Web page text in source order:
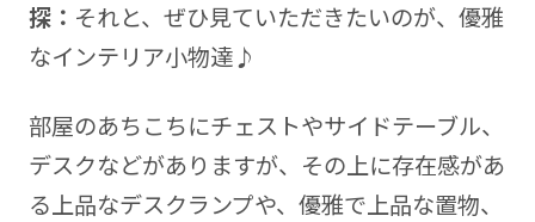
探： それと、ぜひ見ていただきたいのが、優雅
なインテリア小物達♪
部屋のあちこちにチェストやサイドテーブル、
デスクなどがありますが、その上に存在感があ
る上品なデスクランプや、優雅で上品な置物、